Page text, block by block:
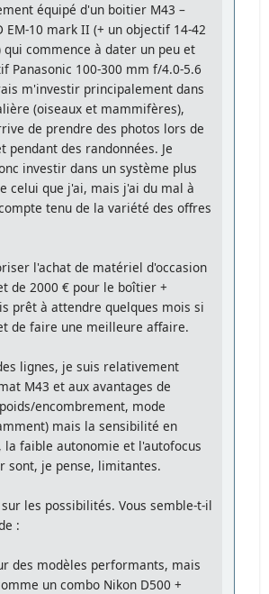
équipé d'un boitier M43 –
EM-10 mark II (+ un objectif 14-42
qui commence à dater un peu et
Panasonic 100-300 mm f/4.0-5.6
m'investir principalement dans
(oiseaux et mammifères),
de prendre des photos lors de
pendant des randonnées. Je
investir dans un système plus
celui que j'ai, mais j'ai du mal à
tenu de la variété des offres
l'achat de matériel d'occasion
de 2000 € pour le boîtier +
prêt à attendre quelques mois si
de faire une meilleure affaire.
lignes, je suis relativement
M43 et aux avantages de
encombrement, mode
mais la sensibilité en
la faible autonomie et l'autofocus
sont, je pense, limitantes.
les possibilités. Vous semble-t-il
:
modèles performants, mais
un combo Nikon D500 +